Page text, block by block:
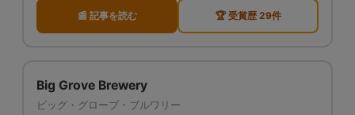
📰 記事を読む 🏆 受賞歴 29件
Big Grove Brewery
ビッグ・グローブ・ブルワリー